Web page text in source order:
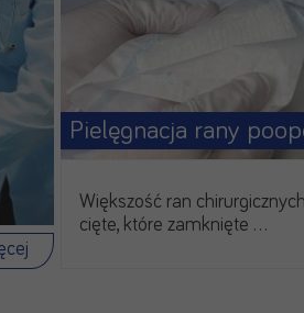
Pielęgnacja rany
Większość ran
cięte, które zamknięte …